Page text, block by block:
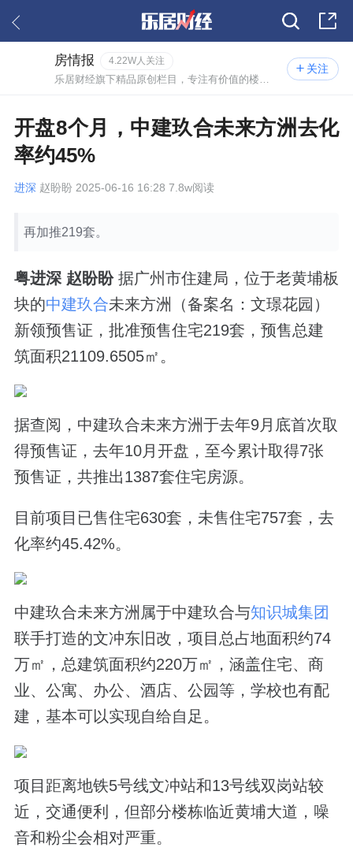
关注
房情报 4.22W人关注
开盘8个月，中建玖合未来方洲去化
率约45%
进深 赵盼盼 2025-06-16 16:28 7.8w阅读
再加推219套。
粤进深 赵盼盼 据广州市住建局，位于老黄埔板
块的中建玖合未来方洲（备案名：文璟花园）
新领预售证，批准预售住宅219套，预售总建
筑面积21109.6505㎡。
据查阅，中建玖合未来方洲于去年9月底首次取
得预售证，去年10月开盘，至今累计取得7张
预售证，共推出1387套住宅房源。
目前项目已售住宅630套，未售住宅757套，去
化率约45.42%。
中建玖合未来方洲属于中建玖合与知识城集团
联手打造的文冲东旧改，项目总占地面积约74
万㎡，总建筑面积约220万㎡，涵盖住宅、商
业、公寓、办公、酒店、公园等，学校也有配
建，基本可以实现自给自足。
项目距离地铁5号线文冲站和13号线双岗站较
近，交通便利，但部分楼栋临近黄埔大道，噪
音和粉尘会相对严重。